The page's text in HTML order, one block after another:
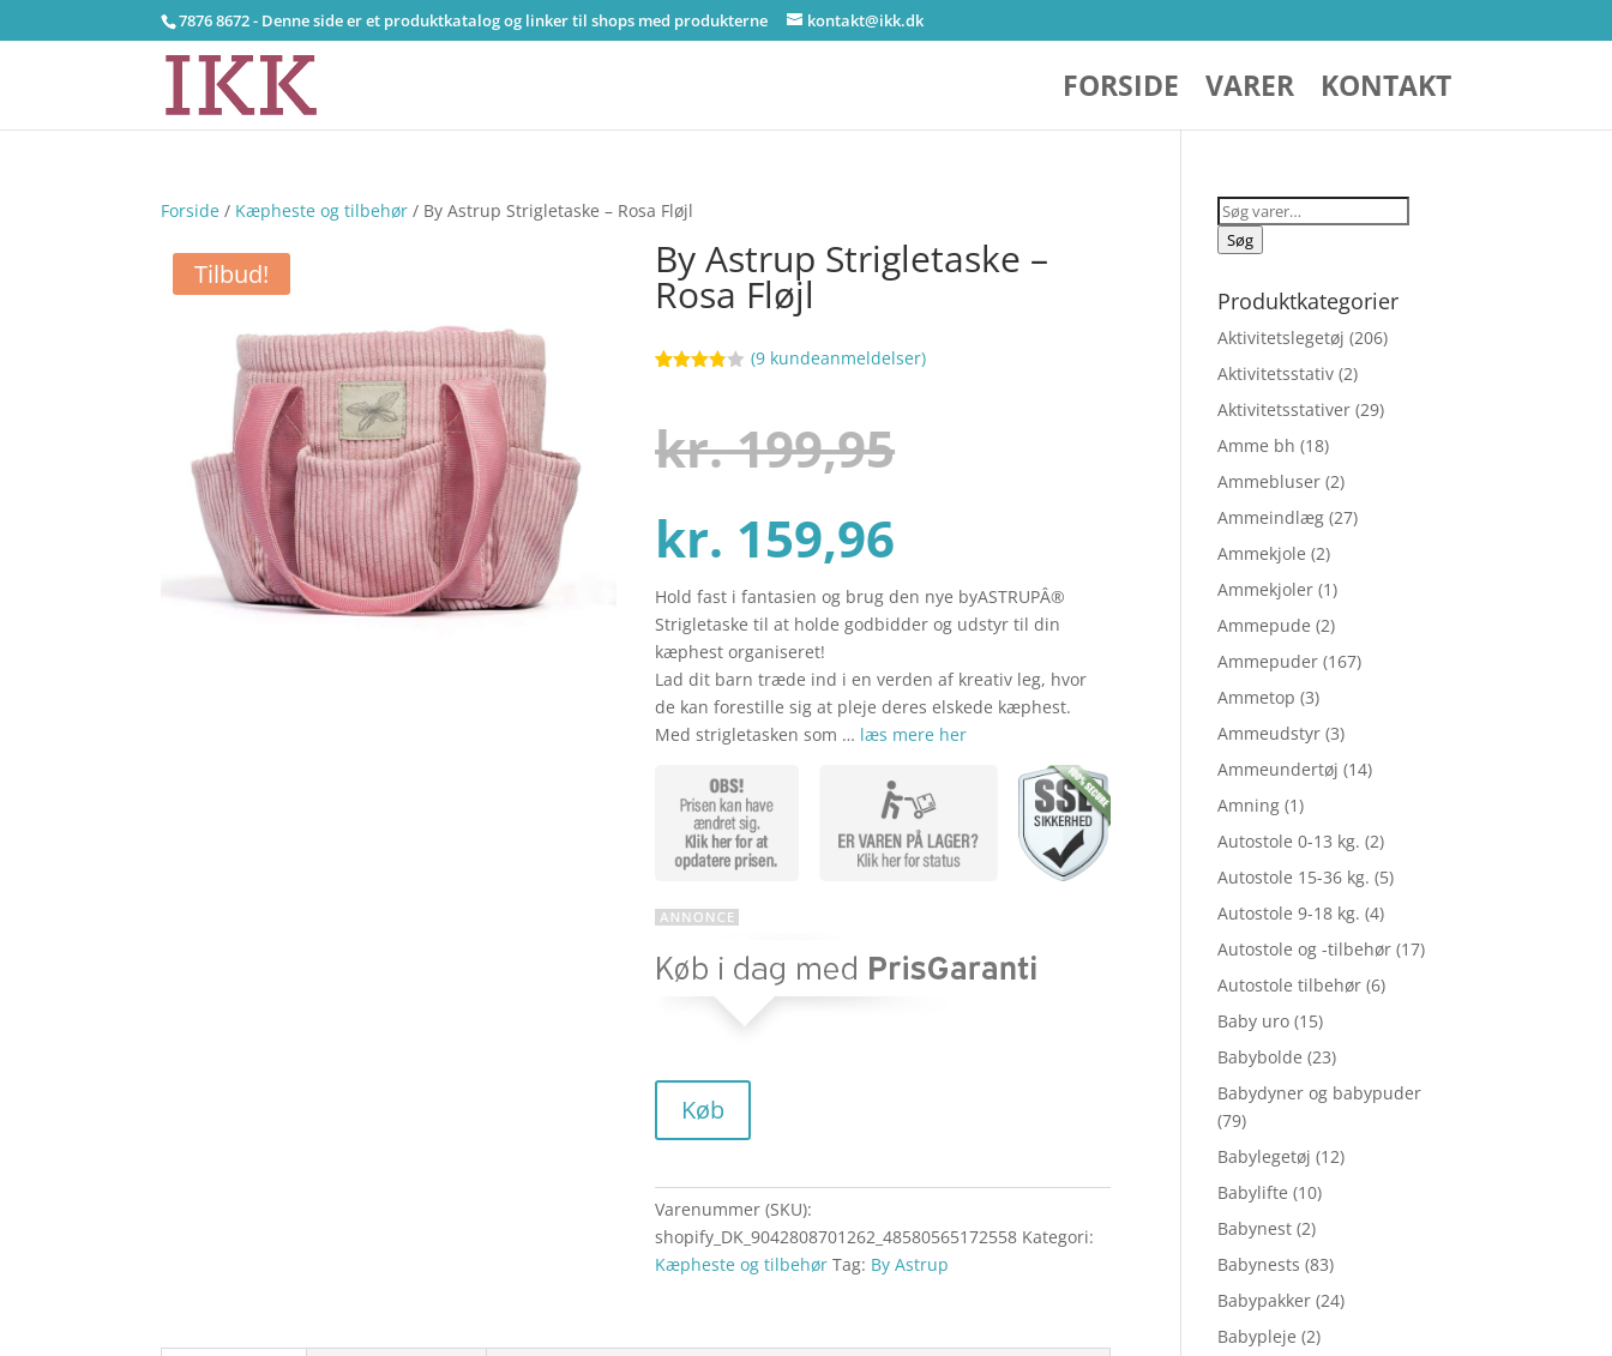
7876 8672 - Denne side er et produktkatalog og linker til shops med produkterne kontakt@ikk.dk
FORSIDE VARER KONTAKT
Forside / Kæpheste og tilbehør / By Astrup Strigletaske – Rosa Fløjl
Tilbud! By Astrup Strigletaske –
Rosa Fløjl
5
baseret
på
er
(9kundeanmeldelser)
kr.199,95
pris
var:
kr. 199,95.
kr. 159,96
aktuelle
pris
er:
kr. 159,96.
Hold fast i fantasien og brug den nye byASTRUPÂ®
Strigletaske til at holde godbidder og udstyr til din
kæphest organiseret!
Lad dit barn træde ind i en verden af kreativ leg, hvor
de kan forestille sig at pleje deres elskede kæphest.
Med strigletasken som … læs mere her
Køb
Varenummer (SKU):
shopify_DK_9042808701262_48580565172558 Kategori:
Kæpheste og tilbehør Tag: By Astrup
Søg
efter:
Søg
Produktkategorier
Aktivitetslegetøj (206)
Aktivitetsstativ (2)
Aktivitetsstativer (29)
Amme bh (18)
Ammebluser (2)
Ammeindlæg (27)
Ammekjole (2)
Ammekjoler (1)
Ammepude (2)
Ammepuder (167)
Ammetop (3)
Ammeudstyr (3)
Ammeundertøj (14)
Amning (1)
Autostole 0-13 kg. (2)
Autostole 15-36 kg. (5)
Autostole 9-18 kg. (4)
Autostole og -tilbehør (17)
Autostole tilbehør (6)
Baby uro (15)
Babybolde (23)
Babydyner og babypuder
(79)
Babylegetøj (12)
Babylifte (10)
Babynest (2)
Babynests (83)
Babypakker (24)
Babypleje (2)